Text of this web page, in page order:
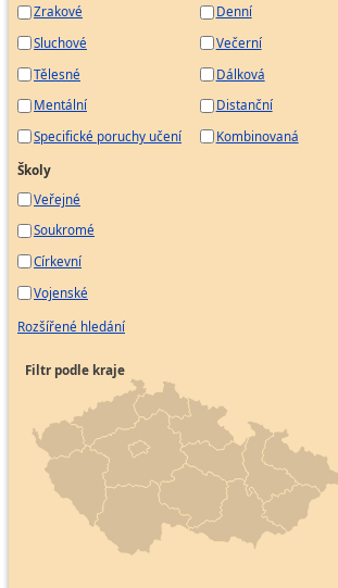
Zrakové
Sluchové
Tělesné
Mentální
Specifické poruchy učení
Denní
Večerní
Dálková
Distanční
Kombinovaná
Školy
Veřejné
Soukromé
Církevní
Vojenské
Rozšířené hledání
Filtr podle kraje